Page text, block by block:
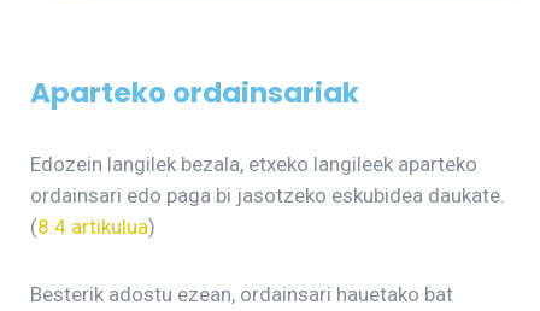
Aparteko ordainsariak
Edozein langilek bezala, etxeko langileek aparteko
ordainsari edo paga bi jasotzeko eskubidea daukate.
(8.4 artikulua)
Besterik adostu ezean, ordainsari hauetako bat